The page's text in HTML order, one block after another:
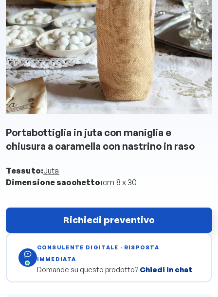
Portabottiglia in juta con maniglia e
chiusura a caramella con nastrino in raso
Tessuto:Juta
Dimensione sacchetto:cm 8 x 30
Richiedi preventivo
CONSULENTE DIGITALE · RISPOSTA
IMMEDIATA
Domande su questo prodotto? Chiedi in chat